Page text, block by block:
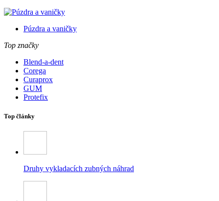
Púzdra a vaničky
Top značky
Blend-a-dent
Corega
Curaprox
GUM
Protefix
Top články
Druhy vykladacích zubných náhrad